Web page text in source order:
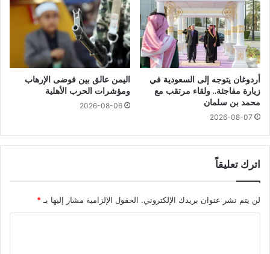
أردوغان يتوجه إلى السعودية في
زيارة مفاجئة.. ولقاء مرتقب مع
محمد بن سلمان
2026-08-07
اليمن عالق بين فوضى الإرهاب
ومؤشرات الحرب الأهلية
2026-08-06
اترك تعليقاً
لن يتم نشر عنوان بريدك الإلكتروني. الحقول الإلزامية مشار إليها بـ*